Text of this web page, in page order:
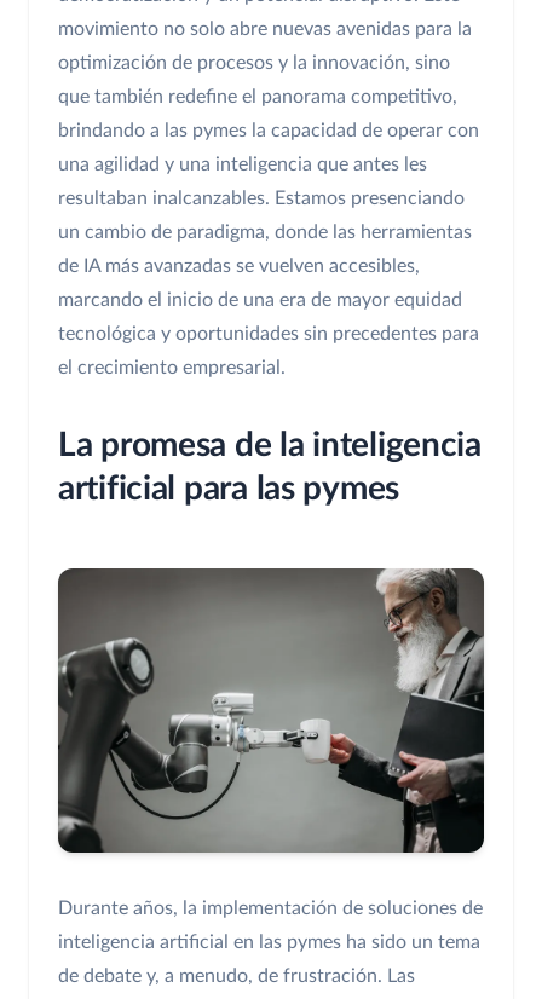
movimiento no solo abre nuevas avenidas para la
optimización de procesos y la innovación, sino
que también redefine el panorama competitivo,
brindando a las pymes la capacidad de operar con
una agilidad y una inteligencia que antes les
resultaban inalcanzables. Estamos presenciando
un cambio de paradigma, donde las herramientas
de IA más avanzadas se vuelven accesibles,
marcando el inicio de una era de mayor equidad
tecnológica y oportunidades sin precedentes para
el crecimiento empresarial.
La promesa de la inteligencia
artificial para las pymes
Durante años, la implementación de soluciones de
inteligencia artificial en las pymes ha sido un tema
de debate y, a menudo, de frustración. Las